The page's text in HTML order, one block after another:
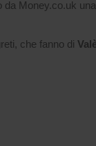
da Money.co.uk
che fanno di